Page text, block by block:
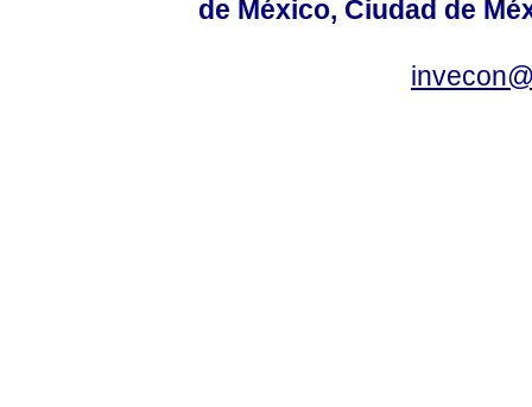
de México, Ciudad de